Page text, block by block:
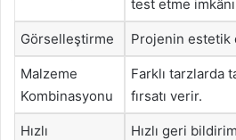
test etme
Görselleştirme Projenin estetik
Malzeme
Kombinasyonu
Farklı tarzlarda
fırsatı verir.
Hızlı
Hızlı geri